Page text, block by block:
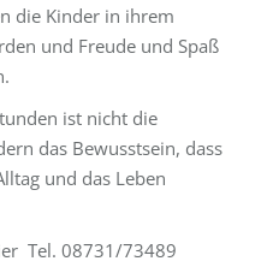
die Kinder in ihrem
und Freude und Spaß
ist nicht die
das Bewusstsein, dass
und das Leben
Tel. 08731/73489